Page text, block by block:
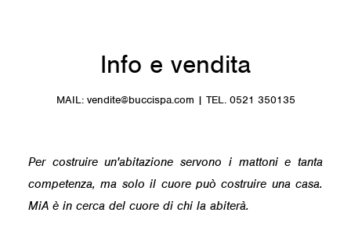
Info e vendita
MAIL: vendite@buccispa.com | TEL. 0521 350135
Per costruire un'abitazione servono i mattoni e tanta
competenza, ma solo il cuore può costruire una casa.
MiA è in cerca del cuore di chi la abiterà.